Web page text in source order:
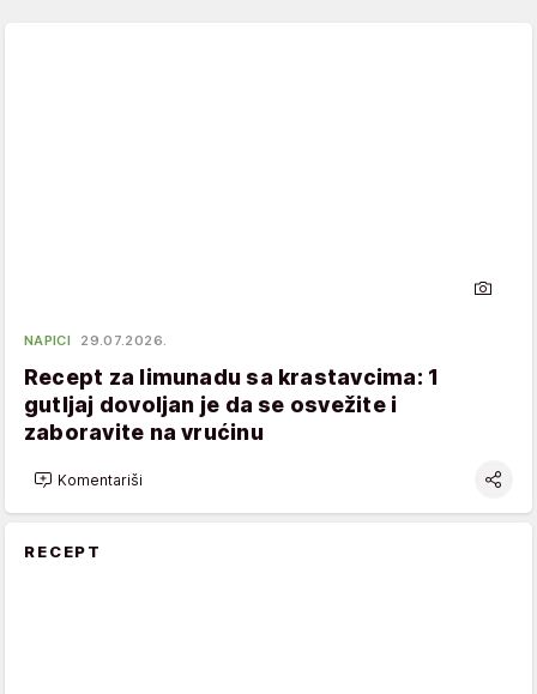
NAPICI 29.07.2026.
Recept za limunadu sa krastavcima: 1
gutljaj dovoljan je da se osvežite i
zaboravite na vrućinu
Komentariši
RECEPT